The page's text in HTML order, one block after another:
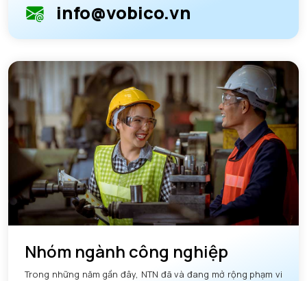
info@vobico.vn
Nhóm ngành công nghiệp
Trong những năm gần đây, NTN đã và đang mở rộng phạm vi